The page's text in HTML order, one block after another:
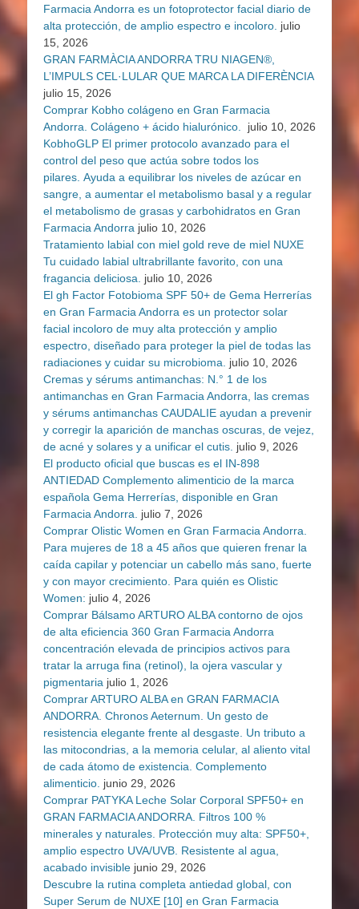
Farmacia Andorra es un fotoprotector facial diario de
alta protección, de amplio espectro e incoloro. julio
15, 2026
GRAN FARMÀCIA ANDORRA TRU NIAGEN®,
L’IMPULS CEL·LULAR QUE MARCA LA DIFERÈNCIA
julio 15, 2026
Comprar Kobho colágeno en Gran Farmacia
Andorra. Colágeno + ácido hialurónico.
julio 10, 2026
KobhoGLP El primer protocolo avanzado para el
control del peso que actúa sobre todos los
pilares. Ayuda a equilibrar los niveles de azúcar en
sangre, a aumentar el metabolismo basal y a regular
el metabolismo de grasas y carbohidratos en Gran
Farmacia Andorra julio 10, 2026
Tratamiento labial con miel gold reve de miel NUXE
Tu cuidado labial ultrabrillante favorito, con una
fragancia deliciosa.
julio 10, 2026
El gh Factor Fotobioma SPF 50+ de Gema Herrerías
en Gran Farmacia Andorra es un protector solar
facial incoloro de muy alta protección y amplio
espectro, diseñado para proteger la piel de todas las
radiaciones y cuidar su microbioma.
julio 10, 2026
Cremas y sérums antimanchas: N.° 1 de los
antimanchas en Gran Farmacia Andorra, las cremas
y sérums antimanchas CAUDALIE ayudan a prevenir
y corregir la aparición de manchas oscuras, de vejez,
de acné y solares y a unificar el cutis. julio 9, 2026
El producto oficial que buscas es el IN-898
ANTIEDAD Complemento alimenticio de la marca
española Gema Herrerías, disponible en Gran
Farmacia Andorra.
julio 7, 2026
Comprar Olistic Women en Gran Farmacia Andorra.
Para mujeres de 18 a 45 años que quieren frenar la
caída capilar y potenciar un cabello más sano, fuerte
y con mayor crecimiento. Para quién es Olistic
Women: julio 4, 2026
Comprar Bálsamo ARTURO ALBA contorno de ojos
de alta eficiencia 360 Gran Farmacia Andorra
concentración elevada de principios activos para
tratar la arruga fina (retinol), la ojera vascular y
pigmentaria julio 1, 2026
Comprar ARTURO ALBA en GRAN FARMACIA
ANDORRA. Chronos Aeternum. Un gesto de
resistencia elegante frente al desgaste. Un tributo a
las mitocondrias, a la memoria celular, al aliento vital
de cada átomo de existencia. Complemento
alimenticio. junio 29, 2026
Comprar PATYKA Leche Solar Corporal SPF50+ en
GRAN FARMACIA ANDORRA. Filtros 100 %
minerales y naturales. Protección muy alta: SPF50+,
amplio espectro UVA/UVB. Resistente al agua,
acabado invisible junio 29, 2026
Descubre la rutina completa antiedad global, con
Super Serum de NUXE [10] en Gran Farmacia